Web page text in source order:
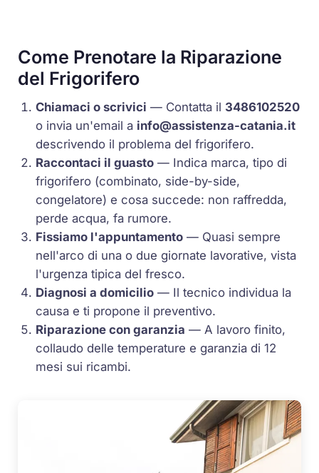
Come Prenotare la Riparazione
del Frigorifero
Chiamaci o scrivici — Contatta il 3486102520
o invia un'email a info@assistenza-catania.it
descrivendo il problema del frigorifero.
Raccontaci il guasto — Indica marca, tipo di
frigorifero (combinato, side-by-side,
congelatore) e cosa succede: non raffredda,
perde acqua, fa rumore.
Fissiamo l'appuntamento — Quasi sempre
nell'arco di una o due giornate lavorative, vista
l'urgenza tipica del fresco.
Diagnosi a domicilio — Il tecnico individua la
causa e ti propone il preventivo.
Riparazione con garanzia — A lavoro finito,
collaudo delle temperature e garanzia di 12
mesi sui ricambi.